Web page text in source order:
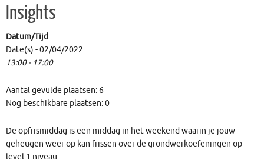
Insights
Datum/Tijd
Date(s) - 02/04/2022
13:00 - 17:00
Aantal gevulde plaatsen: 6
Nog beschikbare plaatsen: 0
De opfrismiddag is een middag in het weekend waarin je jouw
geheugen weer op kan frissen over de grondwerkoefeningen op
level 1 niveau.